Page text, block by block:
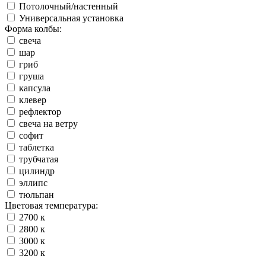
Потолочный/настенный
Универсальная установка
Форма колбы:
свеча
шар
гриб
груша
капсула
клевер
рефлектор
свеча на ветру
софит
таблетка
трубчатая
цилиндр
эллипс
тюльпан
Цветовая температура:
2700 к
2800 к
3000 к
3200 к